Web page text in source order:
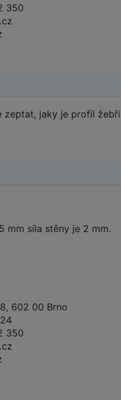
350
zeptat, jaky je profil
mm síla stěny je 2 mm.
602 00 Brno
350